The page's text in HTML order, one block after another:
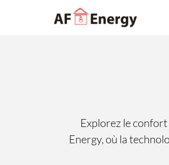
Explorez le confort
Energy, où la